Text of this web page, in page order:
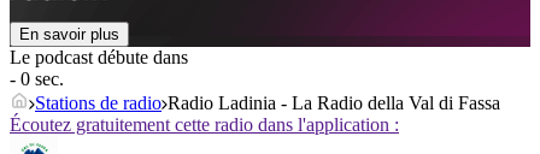
En savoir plus
Le podcast débute dans
- 0 sec.
Stations de radio Radio Ladinia - La Radio della Val di Fassa
Écoutez gratuitement cette radio dans l'application :